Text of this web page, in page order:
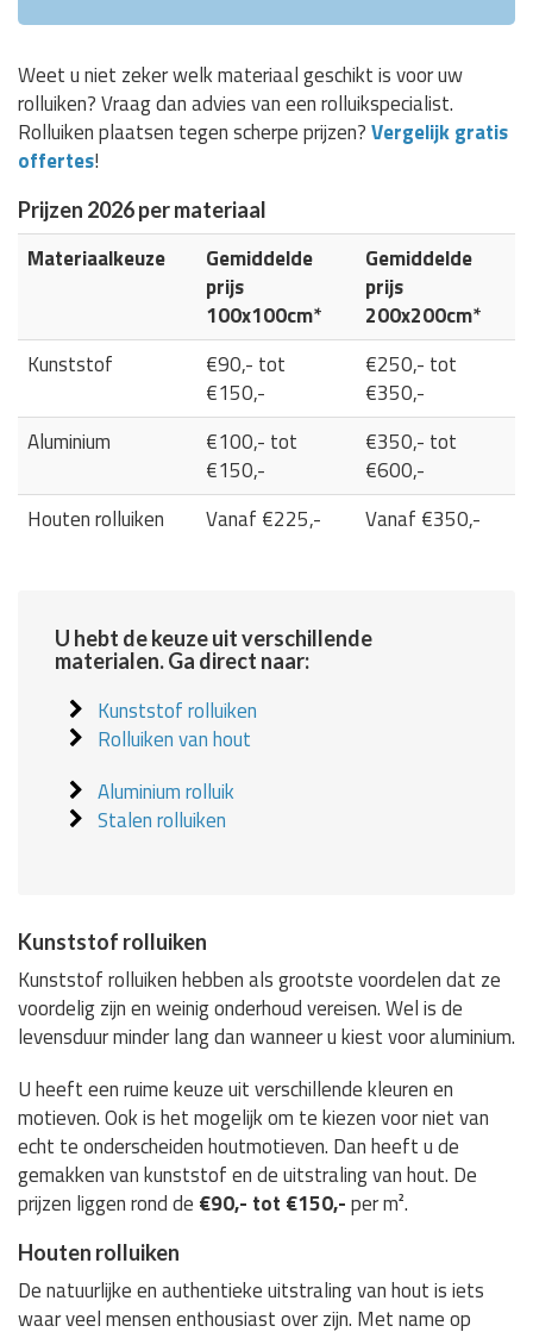
Weet u niet zeker welk materiaal geschikt is voor uw
rolluiken? Vraag dan advies van een rolluikspecialist.
Rolluiken plaatsen tegen scherpe prijzen?Vergelijk gratis
offertes!
Prijzen 2026 per materiaal
Materiaalkeuze
Gemiddelde
prijs
100x100cm*
Gemiddelde
prijs
200x200cm*
Kunststof
€90,- tot
€150,-
€250,- tot
€350,-
Aluminium
€100,- tot
€150,-
€350,- tot
€600,-
Houten rolluiken
Vanaf €225,- Vanaf €350,-
U hebt de keuze uit verschillende
materialen. Ga direct naar:
Kunststof rolluiken
Rolluiken van hout
Aluminium rolluik
Stalen rolluiken
Kunststof rolluiken
Kunststof rolluiken hebben als grootste voordelen dat ze
voordelig zijn en weinig onderhoud vereisen. Wel is de
levensduur minder lang dan wanneer u kiest voor aluminium.
U heeft een ruime keuze uit verschillende kleuren en
motieven. Ook is het mogelijk om te kiezen voor niet van
echt te onderscheiden houtmotieven. Dan heeft u de
gemakken van kunststof en de uitstraling van hout. De
prijzen liggen rond de €90,- tot €150,-per m².
Houten rolluiken
De natuurlijke en authentieke uitstraling van hout is iets
waar veel mensen enthousiast over zijn. Met name op